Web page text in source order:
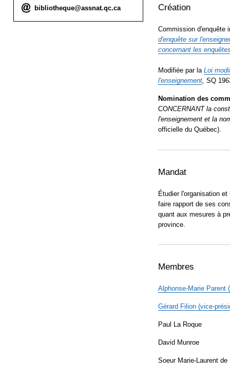
Courriel :
bibliotheque@assnat.qc.ca Création
Commission d'enquête
d'enquête sur
concernant les
Modifiée par la Loi
l'enseignement, SQ
Nomination des
CONCERNANT la
l'enseignement et la
officielle du Québec).
Mandat
Étudier l'organisation
faire rapport de ses
quant aux mesures à
province.
Membres
Alphonse-Marie Parent (
Gérard Filion (vice-
Paul La Roque
David Munroe
Soeur Marie-Laurent de